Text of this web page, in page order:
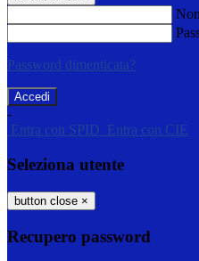
Password dimenticata?
-
Entra con SPID
Entra con CIE
Seleziona utente
button close ×
Recupero password